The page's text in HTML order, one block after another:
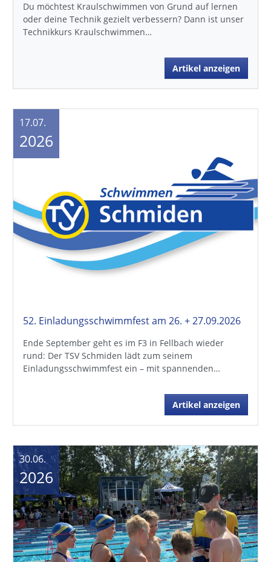
Du möchtest Kraulschwimmen von Grund auf lernen
oder deine Technik gezielt verbessern? Dann ist unser
Technikkurs Kraulschwimmen…
Artikel anzeigen
52. Einladungsschwimmfest am 26. + 27.09.2026
Ende September geht es im F3 in Fellbach wieder
rund: Der TSV Schmiden lädt zum seinem
Einladungsschwimmfest ein – mit spannenden…
Artikel anzeigen
17.07.
2026
30.06.
2026